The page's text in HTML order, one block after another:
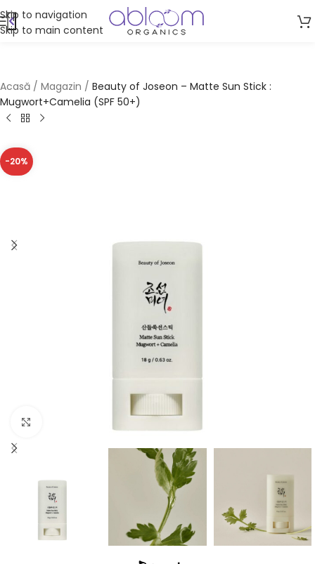
Skip to navigation
Skip to main content
Acasă / Magazin / Beauty of Joseon – Matte Sun Stick :
Mugwort+Camelia (SPF 50+)
-20%